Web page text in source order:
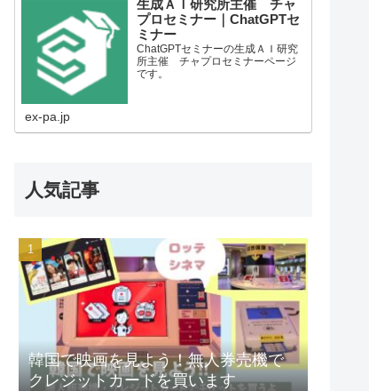
生成ＡＩ研究所主催 チャ
プロセミナー｜ChatGPTセ
ミナー
ChatGPTセミナーの生成ＡＩ研究
所主催 チャプロセミナーページ
です。
ex-pa.jp
人気記事
韓国で映画を見よう！無人券売機で
クレジットカードを買います